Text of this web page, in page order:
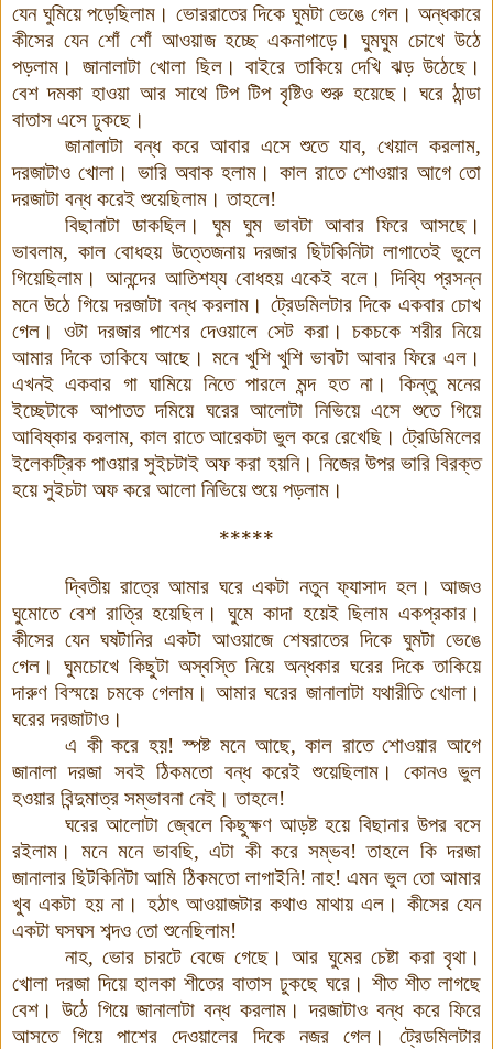
যেন ঘুমিয়ে পড়েছিলাম । ভোররাতের দিকে ঘুমটা ভেঙে গেল। অন্ধকারে
কীসের যেন শোঁ শোঁ আওয়াজ হচ্ছে একনাগাড়ে।
ঘুমঘুম চোখে উঠে
পড়লাম । জানালাটা খোলা ছিল। বাইরে তাকিয়ে দেখি ঝড় উঠেছে ।
বেশ দমকা হাওয়া আর সাথে টিপ টিপ বৃষ্টিও শুরু হয়েছে। ঘরে ঠান্ডা
বাতাস এসে ঢুকছে ।
জানালাটা বন্ধ করে আবার এসে শুতে যাব,খেয়াল করলাম,
দরজাটাও খোলা । ভারি অবাক হলাম । কাল রাতে শোওয়ার আগে তো
দরজাটা বন্ধ করেই শুয়েছিলাম । তাহলে!
বিছানাটা ডাকছিল । ঘুম ঘুম ভাবটা আবার ফিরে আসছে ।
ভাবলাম, কাল বোধহয় উত্তেজনায় দরজার ছিটকিনিটা লাগাতেই ভুলে
গিয়েছিলাম । আনন্দের আতিশয্য বোধহয় একেই বলে । দিব্যি প্রসন্ন
মনে উঠে গিয়ে দরজাটা বন্ধ করলাম । ট্রেডমিলটার দিকে একবার চোখ
গেল । ওটা দরজার পাশের দেওয়ালে সেট করা। চকচকে শরীর নিয়ে
আমার দিকে তাকিযে আছে। মনে খুশি খুশি ভাবটা আবার ফিরে এল ।
এখনই একবার গা ঘামিয়ে নিতে পারলে মন্দ হত না ।
কিন্তু মনের
ইচ্ছেটাকে আপাতত দমিয়ে ঘরের আলোটা নিভিয়ে এসে শুতে গিয়ে
আবিষ্কার করলাম, কাল রাতে আরেকটা ভুল করে রেখেছি । ট্রেডিমিলের
ইলেকট্রিক পাওয়ার সুইচটাই অফ করা হয়নি। নিজের উপর ভারি বিরক্ত
হয়ে সুইচটা অফ করে আলো নিভিয়ে শুয়ে পড়লাম ।
*****
দ্বিতীয় রাত্রে আমার ঘরে একটা নতুন ফ্যাসাদ হল। আজও
ঘুমোতে বেশ রাত্রি হয়েছিল । ঘুমে কাদা হয়েই ছিলাম একপ্রকার ।
কীসের যেন ঘষটানির একটা আওয়াজে শেষরাতের দিকে ঘুমটা ভেঙে
গেল ।
ঘুমচোখে কিছুটা অস্বস্তি নিয়ে অন্ধকার ঘরের দিকে তাকিয়ে
দারুণ বিস্ময়ে চমকে গেলাম। আমার ঘরের জানালাটা যথারীতি খোলা ।
ঘরের দরজাটাও ।
এ কী করে হয়!স্পষ্ট মনে আছে,কাল রাতে শোওয়ার আগে
জানালা দরজা সবই ঠিকমতো বন্ধ করেই শুয়েছিলাম।
কোনও ভুল
হওয়ার বিন্দুমাত্র সম্ভাবনা নেই । তাহলে!
ঘরের আলোটা জ্বেলে কিছুক্ষণ আড়ষ্ট হয়ে বিছানার উপর বসে
রইলাম । মনে মনে ভাবছি,এটা কী করে সম্ভব!তাহলে কি দরজা
জানালার ছিটকিনিটা আমি ঠিকমতো লাগাইনি!নাহ!এমন ভুল তো আমার
খুব একটা হয় না । হঠাৎ আওয়াজটার কথাও মাথায় এল । কীসের যেন
একটা ঘসঘস শব্দও তো শুনেছিলাম!
নাহ,ভোর চারটে বেজে গেছে। আর ঘুমের চেষ্টা করা বৃথা ।
খোলা দরজা দিয়ে হালকা শীতের বাতাস ঢুকছে ঘরে । শীত শীত লাগছে
বেশ । উঠে গিয়ে জানালাটা বন্ধ করলাম। দরজাটাও বন্ধ করে ফিরে
আসতে গিয়ে পাশের দেওয়ালের দিকে নজর গেল। ট্রেডমিলটার